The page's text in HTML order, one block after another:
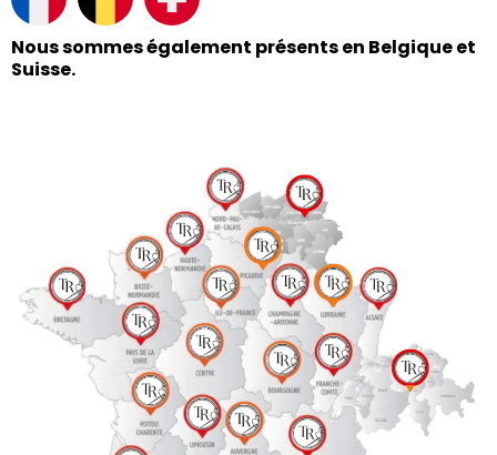
Nous sommes également présents en Belgique et
Suisse.